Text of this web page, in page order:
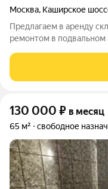
Москва, Каширское
Предлагаем в аренду
ремонтом в подвальном
Расположено в офисно-
потолков - 2,8 м.
130 000 ₽ в месяц
65 м² свободное